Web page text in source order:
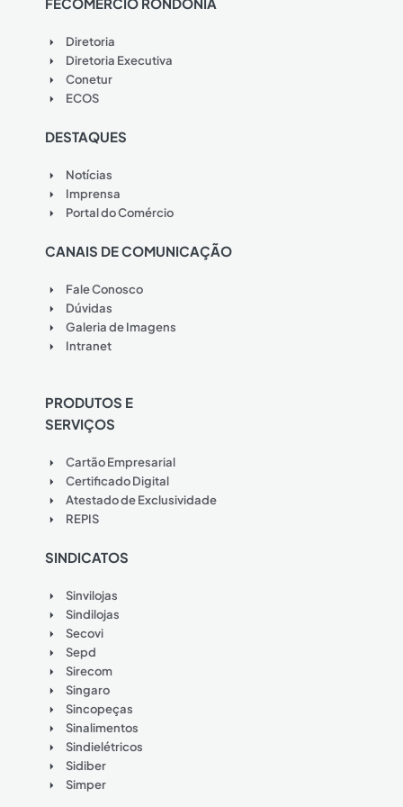
Diretoria
Diretoria Executiva
Conetur
ECOS
DESTAQUES
Notícias
Imprensa
Portal do Comércio
CANAIS DE COMUNICAÇÃO
Fale Conosco
Dúvidas
Galeria de Imagens
Intranet
PRODUTOS E
SERVIÇOS
Cartão Empresarial
Certificado Digital
Atestado de Exclusividade
REPIS
SINDICATOS
Sinvilojas
Sindilojas
Secovi
Sepd
Sirecom
Singaro
Sincopeças
Sinalimentos
Sindielétricos
Sidiber
Simper